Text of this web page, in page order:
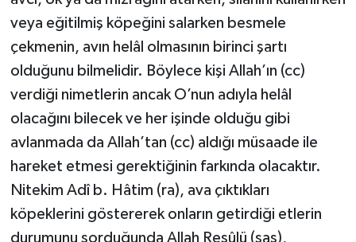
veya eğitilmiş köpeğini salarken besmele
çekmenin, avın helâl olmasının birinci şartı
olduğunu bilmelidir. Böylece kişi Allah’ın (cc)
verdiği nimetlerin ancak O’nun adıyla helâl
olacağını bilecek ve her işinde olduğu gibi
avlanmada da Allah’tan (cc) aldığı müsaade ile
hareket etmesi gerektiğinin farkında olacaktır.
Nitekim Adî b. Hâtim (ra), ava çıktıkları
köpeklerini göstererek onların getirdiği etlerin
durumunu sorduğunda Allah Resûlü (sas),
Zonguldak Müftülüğü